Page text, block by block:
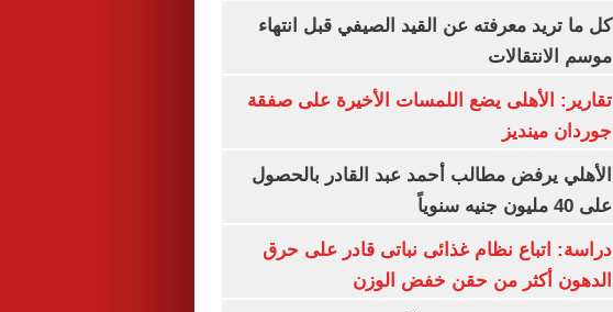
كل ما تريد معرفته عن القيد الصيفي قبل انتهاء
موسم الانتقالات
تقارير: الأهلى يضع اللمسات الأخيرة على صفقة
جوردان مينديز
الأهلي يرفض مطالب أحمد عبد القادر بالحصول
على 40 مليون جنيه سنوياً
دراسة: اتباع نظام غذائى نباتى قادر على حرق
الدهون أكثر من حقن خفض الوزن